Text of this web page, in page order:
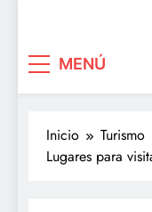
MENÚ
Inicio
Turismo
Lugares para